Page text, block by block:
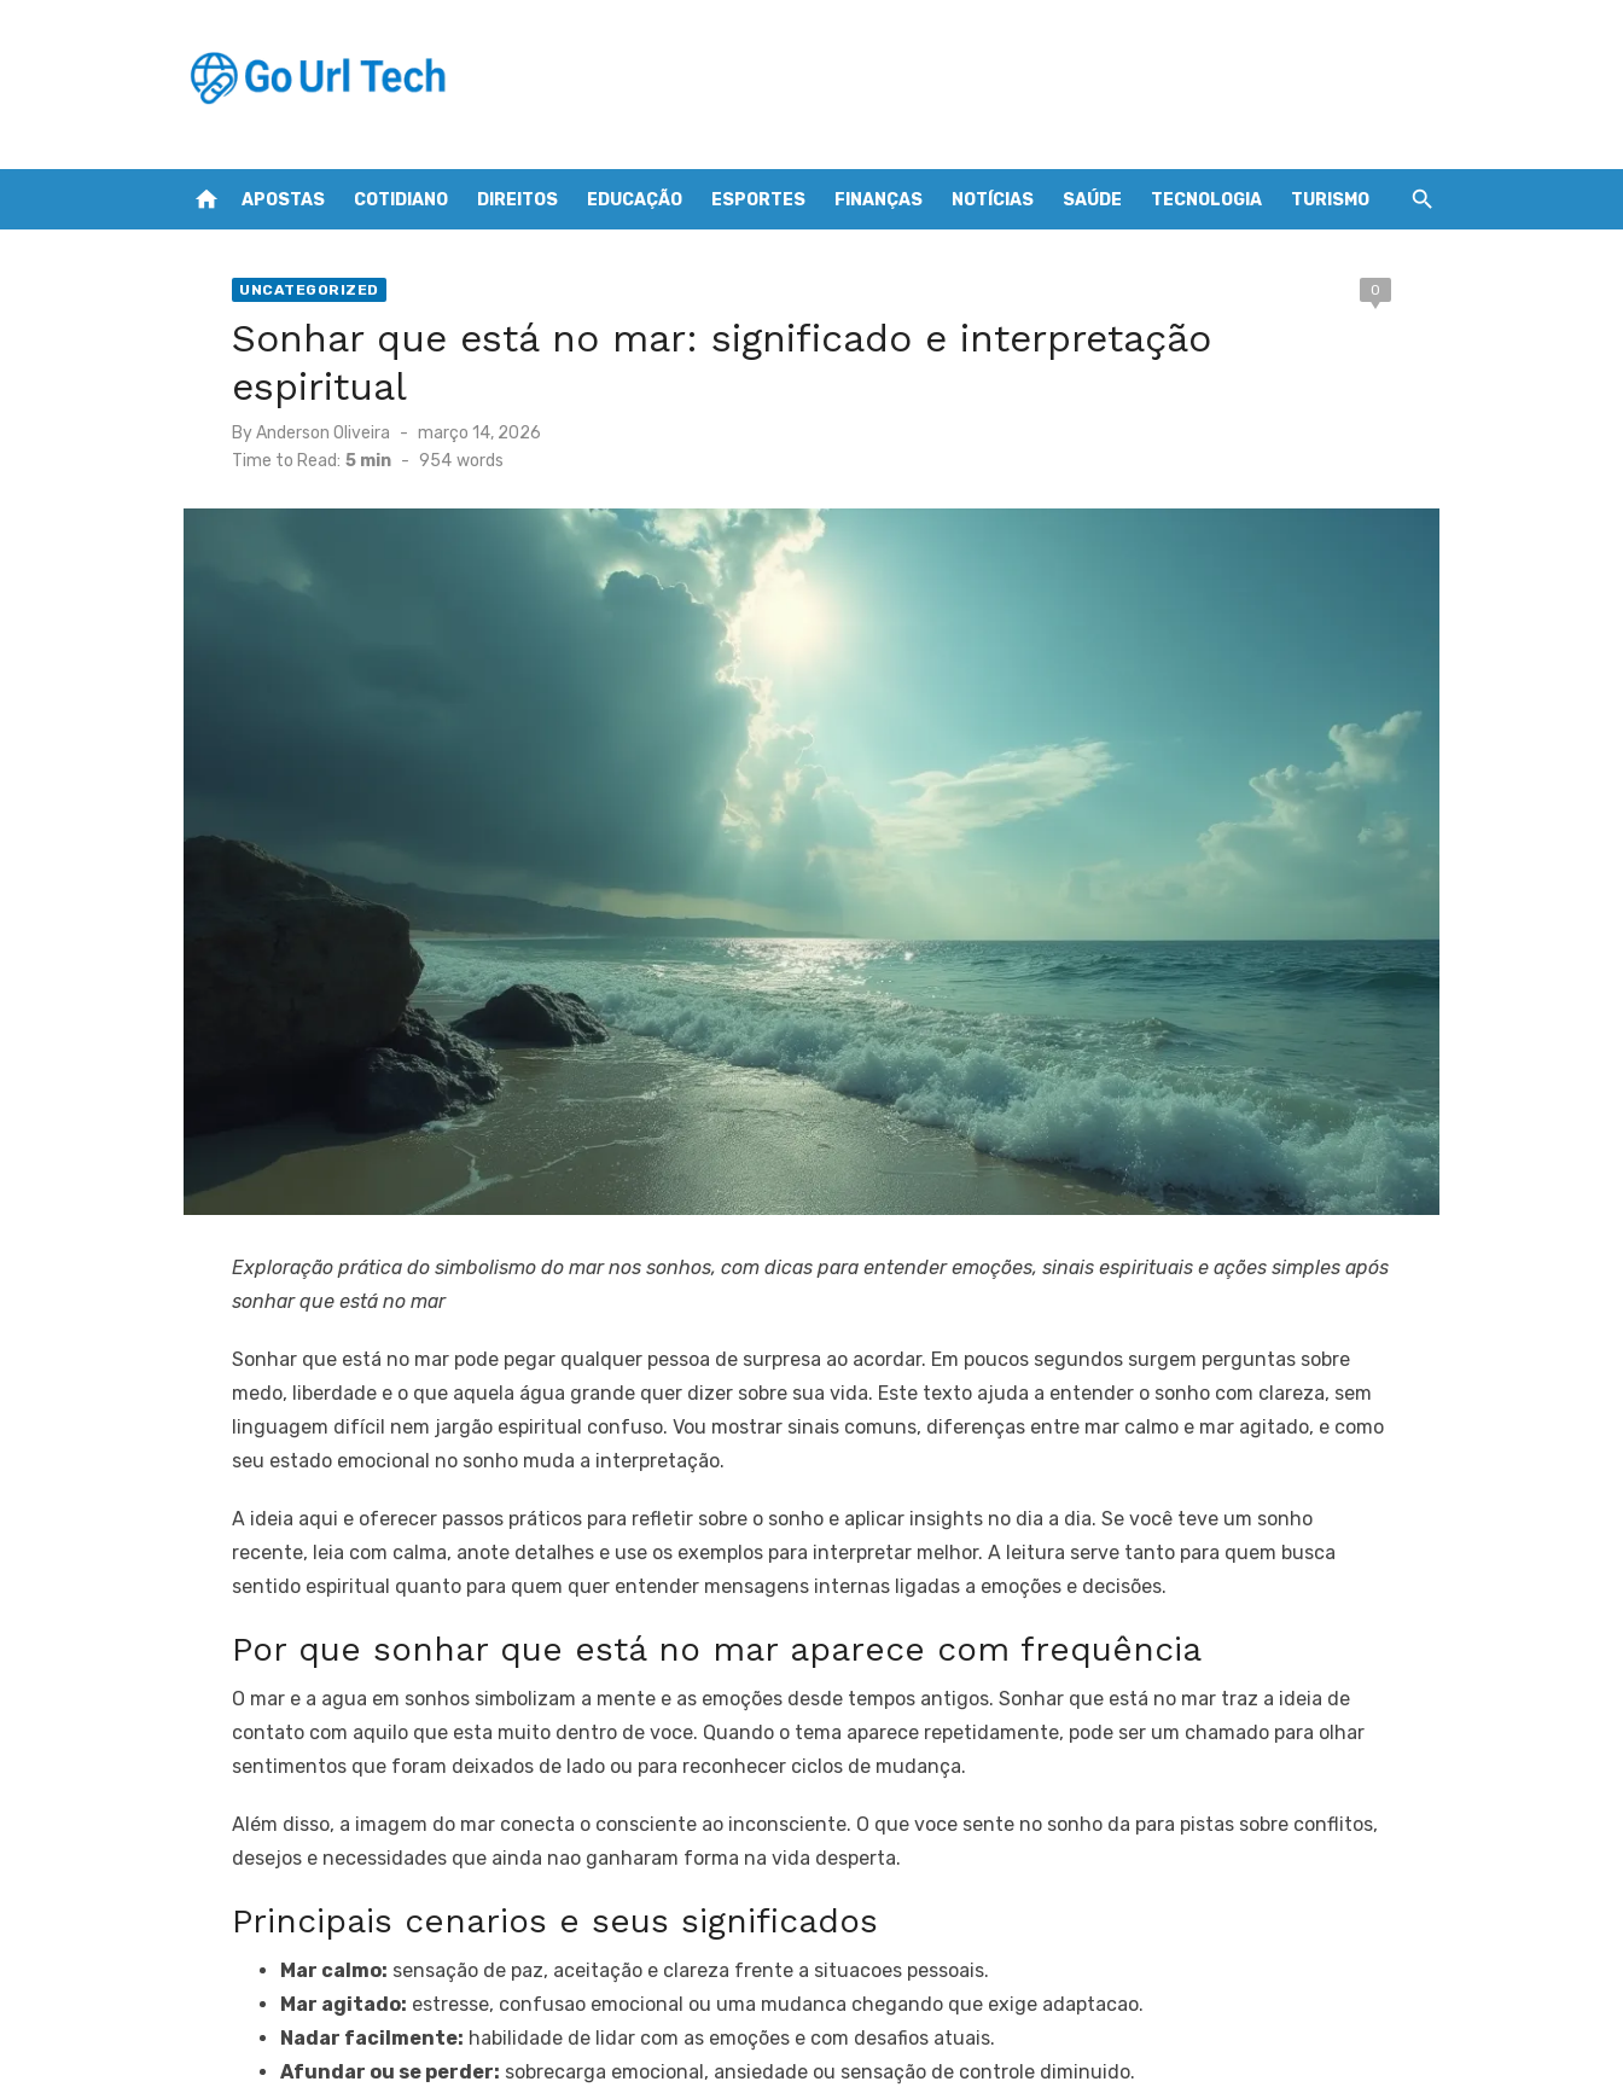
home APOSTAS COTIDIANO DIREITOS EDUCAÇÃO ESPORTES FINANÇAS NOTÍCIAS SAÚDE TECNOLOGIA TURISMO
UNCATEGORIZED 0
Sonhar que está no mar: significado e interpretação
espiritual
ByAnderson Oliveira
Posted
on
março 14, 2026
Time to Read: 5 min - 954 words
Exploração prática do simbolismo do mar nos sonhos, com dicas para entender emoções, sinais espirituais e ações simples após
sonhar que está no mar
Sonhar que está no mar pode pegar qualquer pessoa de surpresa ao acordar. Em poucos segundos surgem perguntas sobre
medo, liberdade e o que aquela água grande quer dizer sobre sua vida. Este texto ajuda a entender o sonho com clareza, sem
linguagem difícil nem jargão espiritual confuso. Vou mostrar sinais comuns, diferenças entre mar calmo e mar agitado, e como
seu estado emocional no sonho muda a interpretação.
A ideia aqui e oferecer passos práticos para refletir sobre o sonho e aplicar insights no dia a dia. Se você teve um sonho
recente, leia com calma, anote detalhes e use os exemplos para interpretar melhor. A leitura serve tanto para quem busca
sentido espiritual quanto para quem quer entender mensagens internas ligadas a emoções e decisões.
Por que sonhar que está no mar aparece com frequência
O mar e a agua em sonhos simbolizam a mente e as emoções desde tempos antigos. Sonhar que está no mar traz a ideia de
contato com aquilo que esta muito dentro de voce. Quando o tema aparece repetidamente, pode ser um chamado para olhar
sentimentos que foram deixados de lado ou para reconhecer ciclos de mudança.
Além disso, a imagem do mar conecta o consciente ao inconsciente. O que voce sente no sonho da para pistas sobre conflitos,
desejos e necessidades que ainda nao ganharam forma na vida desperta.
Principais cenarios e seus significados
Mar calmo: sensação de paz, aceitação e clareza frente a situacoes pessoais.
Mar agitado: estresse, confusao emocional ou uma mudanca chegando que exige adaptacao.
Nadar facilmente: habilidade de lidar com as emoções e com desafios atuais.
Afundar ou se perder: sobrecarga emocional, ansiedade ou sensação de controle diminuido.